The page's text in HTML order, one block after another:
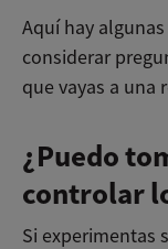
Aquí hay
considerar
que vayas a una
¿Puedo
controlar
Si experimentas